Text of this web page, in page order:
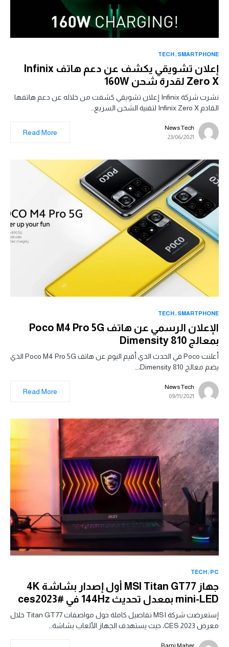
SMARTPHONE
TECH
إعلان تشويقي يكشف عن دعم هاتف Infinix
Zero X لقدرة شحن 160W
نشرت شركة Infinix إعلان تشويقي كشفت من خلاله عن دعم هاتفها
القادم Infinix Zero X لتقنية الشحن السريع…
News Tech
23/06/2021
Read More
SMARTPHONE
TECH
الإعلان الرسمي عن هاتف Poco M4 Pro 5G
بمعالج Dimensity 810
أعلنت Poco في الحدث الذي أقيم اليوم عن هاتف Poco M4 Pro 5G الذي
يضم معالج Dimensity 810،…
News Tech
09/11/2021
Read More
PC
TECH
جهاز MSI Titan GT77 أول إصدار بشاشة 4K
mini-LED بمعدل تحديث 144Hz في #ces2023
إستعرضت شركة MSI تفاصيل كاملة حول مواصفات Titan GT77 خلال
معرض CES 2023، حيث يستهدف الجهاز الألعاب بشاشة…
Rami Maher